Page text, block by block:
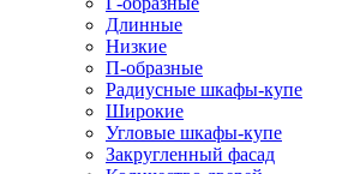
Длинные
Низкие
П-образные
Радиусные шкафы-купе
Широкие
Угловые шкафы-купе
Закругленный фасад